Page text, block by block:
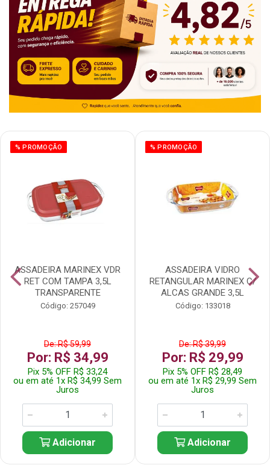
% PROMOÇÃO
ASSADEIRA MARINEX VDR
RET COM TAMPA 3,5L
TRANSPARENTE
Código: 257049
De: R$ 59,99
Por: R$ 34,99
Pix 5% OFF R$ 33,24
ou em até 1x R$ 34,99 Sem
Juros
Adicionar
% PROMOÇÃO
ASSADEIRA VIDRO
RETANGULAR MARINEX C/
ALCAS GRANDE 3,5L
Código: 133018
De: R$ 39,99
Por: R$ 29,99
Pix 5% OFF R$ 28,49
ou em até 1x R$ 29,99 Sem
Juros
Adicionar